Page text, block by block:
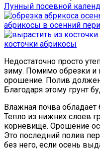
Лунный посевной
абрикосы в осенний
косточки абрикосы
Недостаточно просто
зиму. Помимо обрезки и
орошение. Полив
Благодаря этому грунт
Влажная почва
Тепло из нижних слоев
корневище. Орошение
Это последний полив
без него, если осень